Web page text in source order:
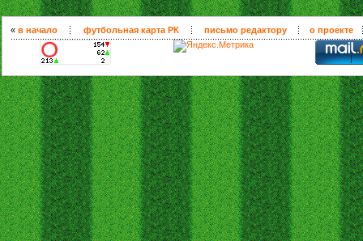
« в начало футбольная карта РК письмо редактору о проекте